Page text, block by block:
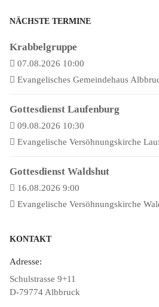
NÄCHSTE TERMINE
Krabbelgruppe
07.08.2026 10:00
Evangelisches Gemeindehaus
Gottesdienst Laufenburg
09.08.2026 10:30
Evangelische Versöhnungskirche
Gottesdienst Waldshut
16.08.2026 9:00
Evangelische Versöhnungskirche
KONTAKT
Adresse:
Schulstrasse 9+11
D-79774 Albbruck